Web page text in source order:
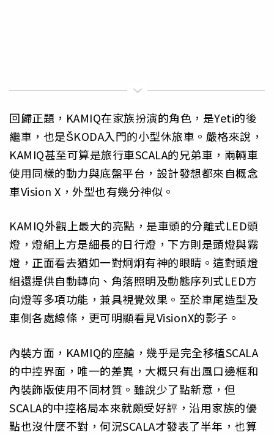
回歸正題，KAMIQ在家族扮演的角色，是Yeti的後
繼車，也是ŠKODA入門的小型休旅車。嚴格來說，
KAMIQ甚至可算是旅行車SCALA的兄弟車，兩輛車
使用同樣的動力與底盤平台，設計發想都來自概念
車Vision X，外型也有幾分神似。
KAMIQ外觀上最大的亮點，是車頭的分離式LED頭
燈，燈組上方是細長的日行燈，下方則是頭燈與霧
燈，正面看去猶如一對炯炯有神的眼睛。這對頭燈
組還提供自動轉向、角落照明及動態序列式LED方
向燈等多項功能，兼具視覺效果。至於車尾造型及
車側各處線條，更可明顯看見VisionX的影子。
內裝方面，KAMIQ的座艙，幾乎是完全移植SCALA
的中控界面，唯一的差異，大概只有出風口邊框和
內裝飾版使用不同材質。雖說少了點新意，但
SCALA的中控格局本來就頗受好評，沿用家族的優
點也沒什麼不對，何況SCALA才發表了半年，也算